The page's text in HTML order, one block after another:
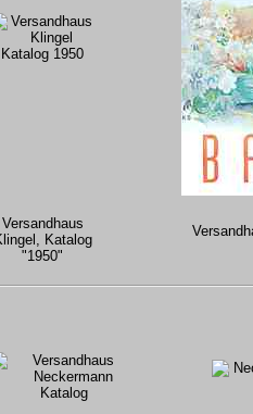
Versandhaus
Katalog
"1950"